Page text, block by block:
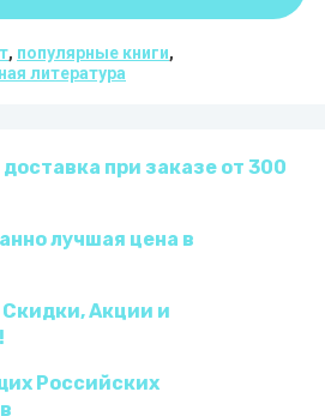
, популярные книги,
литература
при заказе от 300
лучшая цена в
Скидки, Акции и
Российских